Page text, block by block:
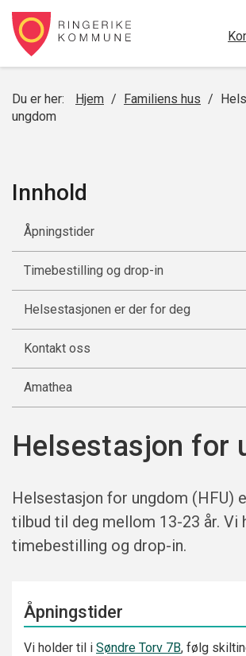
Du er her: Hjem / Familiens hus /
ungdom
Innhold
Åpningstider
Timebestilling og drop-in
Helsestasjonen er der for deg
Kontakt oss
Amathea
Helsestasjon for
Helsestasjon for ungdom (HFU)
tilbud til deg mellom 13-23 år. Vi
timebestilling og drop-in.
Åpningstider
Vi holder til i Søndre Torv 7B, følg